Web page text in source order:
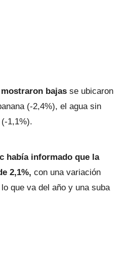
mostraron bajas se ubicaron
(-2,4%), el agua sin
1,1%).
había informado que la
2,1%, con una variación
que va del año y una suba